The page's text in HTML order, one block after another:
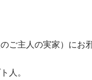
ご主人の実家）にお
人。